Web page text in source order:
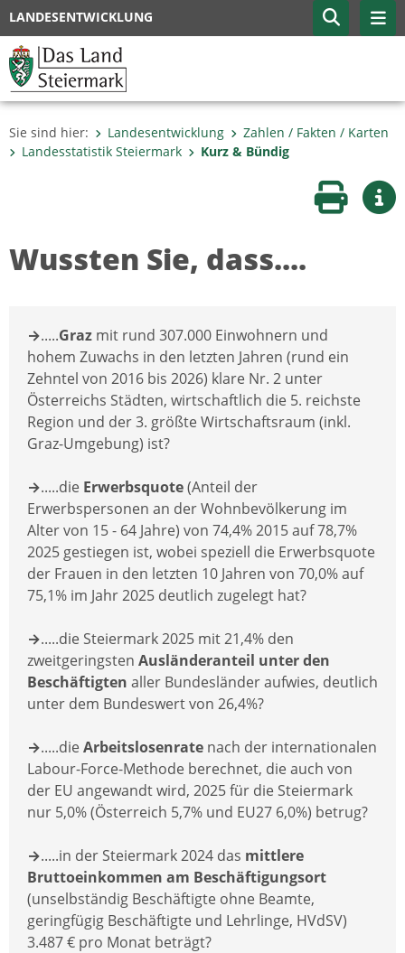
LANDESENTWICKLUNG
Sie sind hier: Landesentwicklung
Zahlen / Fakten / Karten
Landesstatistik Steiermark
Kurz & Bündig
Seite
Wussten Sie, dass....
→.....Graz mit rund 307.000 Einwohnern und
hohem Zuwachs in den letzten Jahren (rund ein
Zehntel von 2016 bis 2026) klare Nr. 2 unter
Österreichs Städten, wirtschaftlich die 5. reichste
Region und der 3. größte Wirtschaftsraum (inkl.
Graz-Umgebung) ist?
→.....die Erwerbsquote(Anteil der
Erwerbspersonen an der Wohnbevölkerung im
Alter von 15 - 64 Jahre) von 74,4% 2015 auf 78,7%
2025 gestiegen ist, wobei speziell die Erwerbsquote
der Frauen in den letzten 10 Jahren von 70,0% auf
75,1% im Jahr 2025 deutlich zugelegt hat?
→.....die Steiermark 2025 mit 21,4% den
zweitgeringsten Ausländeranteil unter den
Beschäftigten aller Bundesländer aufwies, deutlich
unter dem Bundeswert von 26,4%?
→.....die Arbeitslosenrate nach der internationalen
Labour-Force-Methode berechnet, die auch von
der EU angewandt wird, 2025 für die Steiermark
nur 5,0% (Österreich 5,7% und EU27 6,0%) betrug?
→.....in der Steiermark 2024 das mittlere
Bruttoeinkommen am Beschäftigungsort
(unselbständig Beschäftigte ohne Beamte,
geringfügig Beschäftigte und Lehrlinge, HVdSV)
3.487 € pro Monat beträgt?